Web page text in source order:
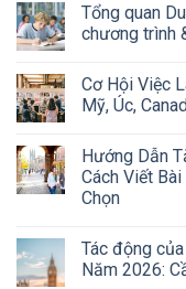
Tổng quan
chương trình
Cơ Hội Việc
Mỹ, Úc,
Hướng Dẫn
Cách Viết
Chọn
Tác động
Năm 2026: